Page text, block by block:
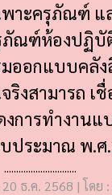
าะครุภัณฑ์ แ
ภัณฑ์ห้องปฏิบั
ออกแบบคลัง
ริงสามารถ เ
งการทำงาน
ประมาณ พ.ศ
ธ.ค. 2568 | โดย :